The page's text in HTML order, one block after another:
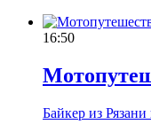
16:50
Байкер из